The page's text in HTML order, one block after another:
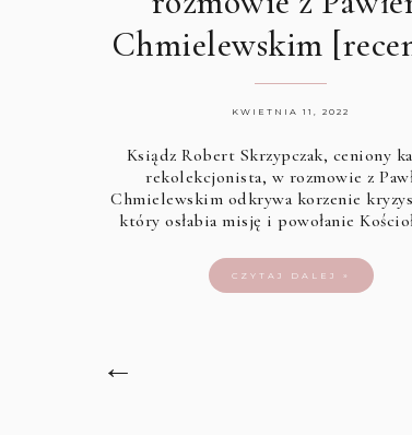
Chmielewskim
KWIETNIA 11, 2022
Ksiądz Robert Skrzypczak, ceniony
rekolekcjonista, w rozmowie z
Chmielewskim odkrywa korzenie
który osłabia misję i powołanie
CZYTAJ DALEJ »
←